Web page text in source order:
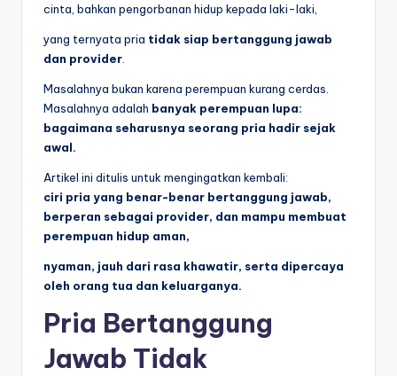
cinta, bahkan pengorbanan hidup kepada laki-laki,
yang ternyata pria tidak siap bertanggung jawab
dan provider
Masalahnya bukan karena perempuan kurang cerdas.
Masalahnya adalah banyak perempuan lupa:
bagaimana seharusnya seorang pria hadir sejak
awal.
Artikel ini ditulis untuk mengingatkan kembali:
ciri pria yang benar-benar bertanggung jawab,
berperan sebagai provider, dan mampu membuat
perempuan hidup aman,
nyaman, jauh dari rasa khawatir, serta dipercaya
oleh orang tua dan keluarganya.
Pria Bertanggung
Jawab Tidak